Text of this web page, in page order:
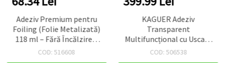
Adeziv Premium pentru
Foiling (Folie Metalizată)
118 ml – Fără Încălzire –
Transparent, Neted –
COD: 516608
KAGUER Adeziv
Transparent
Multifuncțional cu Uscare
Rapidă, Vâscozitate
COD: 506538